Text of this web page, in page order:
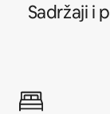
Sadržaji i